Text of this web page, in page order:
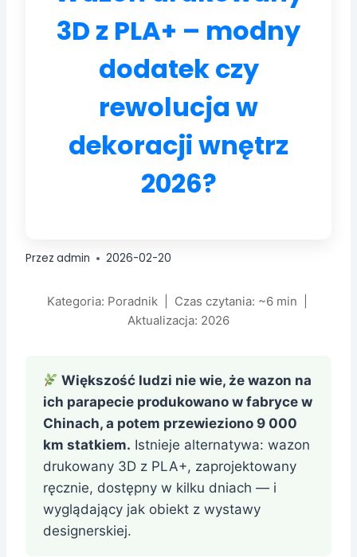
3D z PLA+ – modny
dodatek czy
rewolucja w
dekoracji wnętrz
2026?
Przez admin 2026-02-20
Kategoria: Poradnik | Czas czytania: ~6 min |
Aktualizacja: 2026
Większość ludzi nie wie, że wazon na
ich parapecie produkowano w fabryce w
Chinach, a potem przewieziono 9 000
km statkiem. Istnieje alternatywa: wazon
drukowany 3D z PLA+, zaprojektowany
ręcznie, dostępny w kilku dniach — i
wyglądający jak obiekt z wystawy
designerskiej.